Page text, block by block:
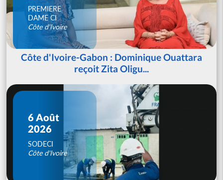
PREMIERE
DAME CI
Côte d'Ivoire
Côte d'Ivoire-Gabon : Dominique Ouattara
reçoit Zita Oligu...
6 Août
2026
SODECI
Côte d'Ivoire